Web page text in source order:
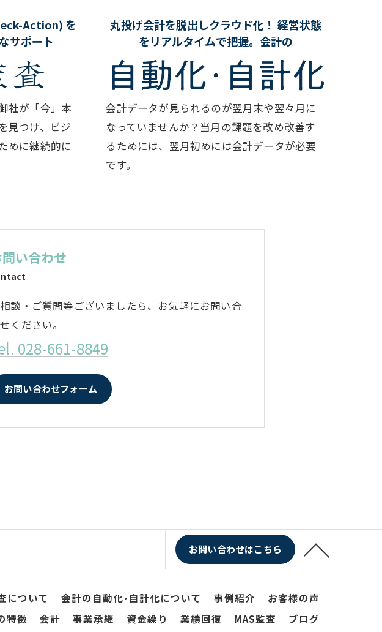
Action) を
サポート
社が「今」本
見つけ、ビジ
めに継続的に
丸投げ会計を脱出しクラウド化！ 経営状態
をリアルタイムで把握。会計の
会計データが見られるのが翌月末や翌々月に
なっていませんか？当月の課題を改め改善す
るためには、翌月初めには会計データが必要
です。
い合わせ
談・ご質問等ございましたら、お気軽にお問い合
ください。
028-661-8849
お問い合わせフォーム
お問い合わせはこちら
について 会計の自動化･自計化について 事例紹介
お客様の声
特徴 会計 事業承継 資金繰り 業績回復 MAS監査 ブログ